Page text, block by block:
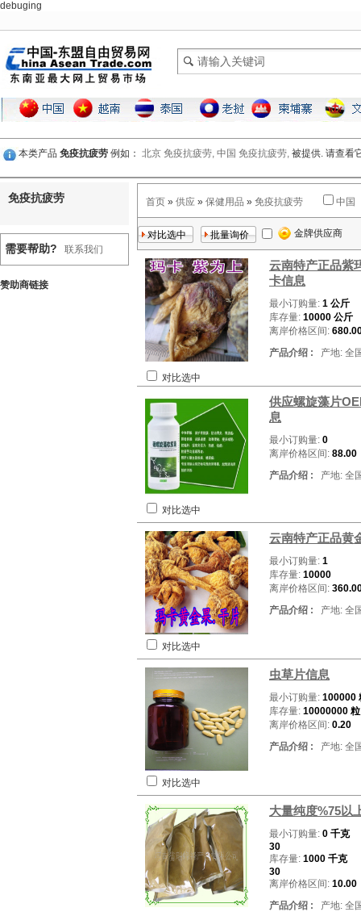
debuging
本类产品 免疫抗疲劳 例如： 北京 免疫抗疲劳, 中国 免疫抗疲劳, 被提供. 请查看
免疫抗疲劳
需要帮助? 联系我们
赞助商链接
首页 » 供应 » 保健用品 » 免疫抗疲劳 中国
金牌供应商
云南特产正品紫
卡信息
最小订购量: 1 公斤
库存量: 10000 公斤
离岸价格区间:
产品介绍 : 产地: 全
对比选中
供应螺旋藻片
息
最小订购量: 0
离岸价格区间: 88.00
产品介绍 : 产地: 全
对比选中
云南特产正品黄
最小订购量: 1
库存量: 10000
离岸价格区间:
产品介绍 : 产地: 全
对比选中
虫草片信息
最小订购量: 100000
库存量: 10000000 粒
离岸价格区间: 0.20
产品介绍 : 产地: 全
对比选中
大量纯度%75以
最小订购量: 0 千克
30
库存量: 1000 千克
30
离岸价格区间: 10.00
产品介绍 : 产地: 全